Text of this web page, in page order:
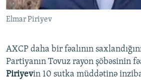
Elmar Piriyev
AXCP daha bir fəalının
Partiyanın Tovuz rayon şöbəsinin
Piriyevin 10 sutka müddətinə